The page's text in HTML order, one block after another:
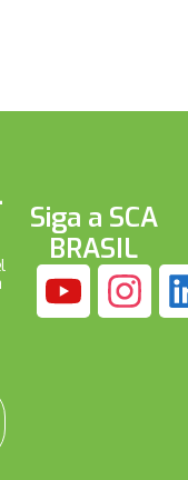
Siga a SCA
BRASIL